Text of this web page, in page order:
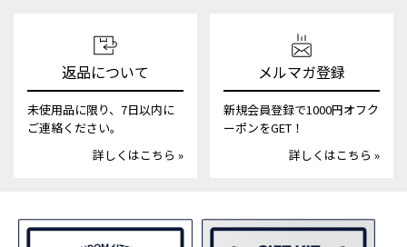
返品について
未使用品に限り、7日以内に
ご連絡ください。
詳しくはこちら »
メルマガ登録
新規会員登録で1000円オフク
ーポンをGET！
詳しくはこちら »